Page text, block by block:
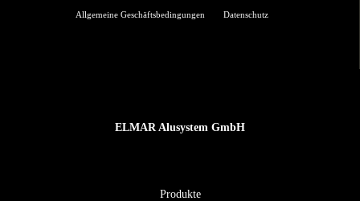
Allgemeine Geschäftsbedingungen Datenschutz
ELMAR Alusystem GmbH
Produkte